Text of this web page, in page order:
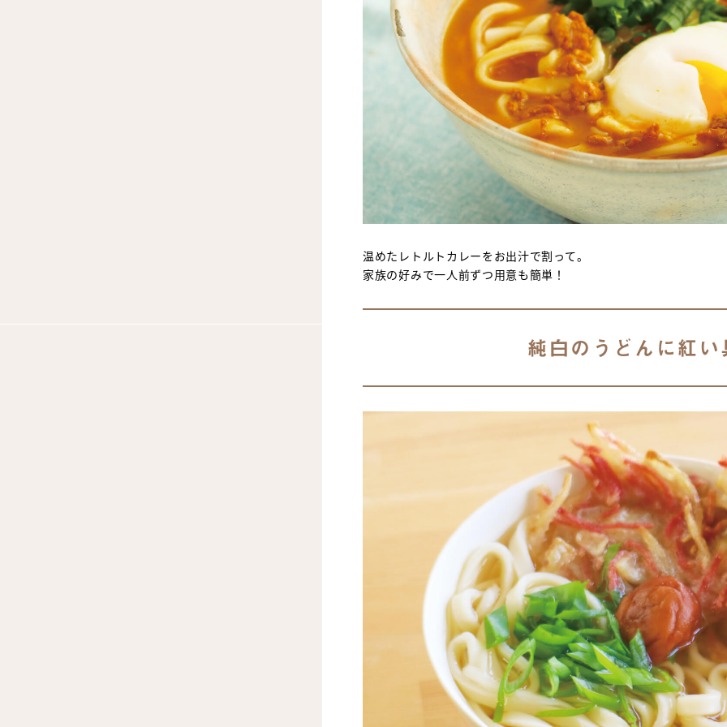
温めたレトルトカレーをお出汁で割って。
家族の好みで一人前ずつ用意も簡単！
純白のうどんに紅